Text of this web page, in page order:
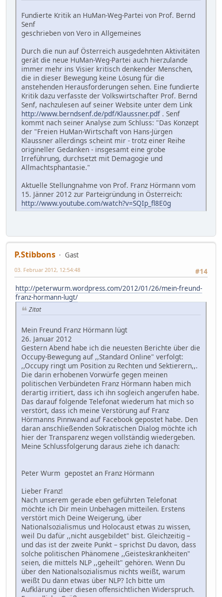
Fundierte Kritik an HuMan-Weg-Partei von Prof. Bernd
Senf
geschrieben von Vero in Allgemeines
Durch die nun auf Österreich ausgedehnten Aktivitäten
gerät die neue HuMan-Weg-Partei auch hierzulande
immer mehr ins Visier kritisch denkender Menschen,
die in dieser Bewegung keine Lösung für die
anstehenden Herausforderungen sehen. Eine fundierte
Kritik dazu verfasste der Volkswirtschafter Prof. Bernd
Senf, nachzulesen auf seiner Website unter dem Link
http://www.berndsenf.de/pdf/Klaussner.pdf . Senf
kommt nach seiner Analyse zum Schluss: "Das Konzept
der "Freien HuMan-Wirtschaft von Hans-Jürgen
Klaussner allerdings scheint mir - trotz einer Reihe
origineller Gedanken - insgesamt eine grobe
Irreführung, durchsetzt mit Demagogie und
Allmachtsphantasie."
Aktuelle Stellungnahme von Prof. Franz Hörmann vom
15. Jänner 2012 zur Parteigründung in Österreich:
http://www.youtube.com/watch?v=SQIp_fl8E0g
P.Stibbons
Gast
#14
03. Februar 2012, 12:54:48
http://peterwurm.wordpress.com/2012/01/26/mein-freund-
franz-hormann-lugt/
Zitat
Mein Freund Franz Hörmann lügt
26. Januar 2012
Gestern Abend habe ich die neuesten Berichte über die
Occupy-Bewegung auf ,,Standard Online" verfolgt:
,,Occupy ringt um Position zu Rechten und Sektierern,,.
Die darin erhobenen Vorwürfe gegen meinen
politischen Verbündeten Franz Hörmann haben mich
derartig irritiert, dass ich ihn sogleich angerufen habe.
Das darauf folgende Telefonat wiederum hat mich so
verstört, dass ich meine Verstörung auf Franz
Hörmanns Pinnwand auf Facebook gepostet habe. Den
daran anschließenden Sokratischen Dialog möchte ich
hier der Transparenz wegen vollständig wiedergeben.
Meine Schlussfolgerung daraus ziehe ich danach:
Peter Wurm gepostet an Franz Hörmann
Lieber Franz!
Nach unserem gerade eben geführten Telefonat
möchte ich Dir mein Unbehagen mitteilen. Erstens
verstört mich Deine Weigerung, über
Nationalsozialismus und Holocaust etwas zu wissen,
weil Du dafür ,,nicht ausgebildet" bist. Gleichzeitig –
und das ist der zweite Punkt – sprichst Du davon, dass
solche politischen Phänomene ,,Geisteskrankheiten"
seien, die mittels NLP ,,geheilt" gehören. Wenn Du
über den Nationalsozialismus nichts weißt, warum
weißt Du dann etwas über NLP? Ich bitte um
Aufklärung über diesen offensichtlichen Widerspruch.